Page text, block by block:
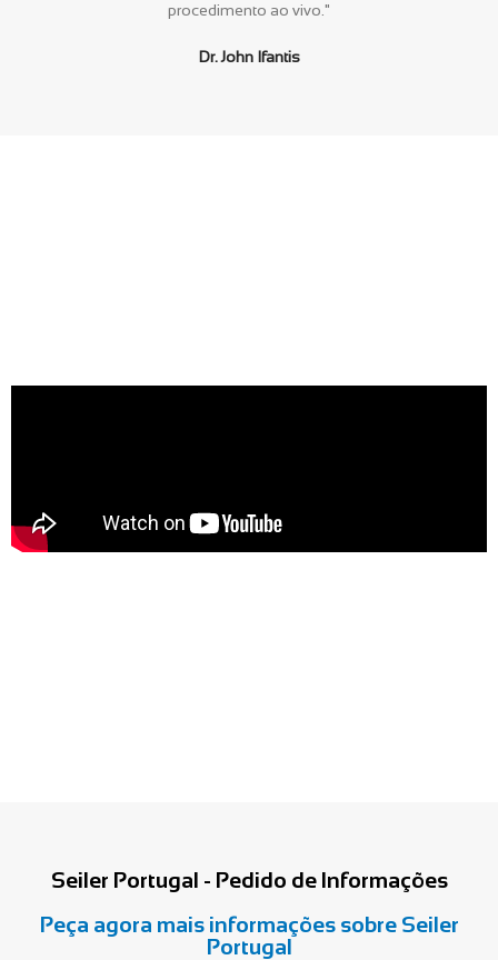
procedimento ao vivo."
Dr. John Ifantis
Seiler Portugal - Pedido de Informações
Peça agora mais informações sobre Seiler
Portugal